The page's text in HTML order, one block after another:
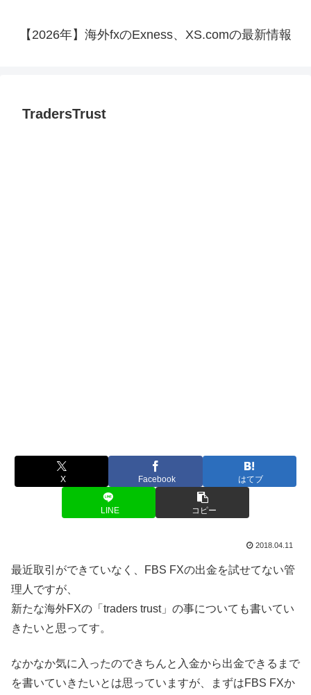
【2026年】海外fxのExness、XS.comの最新情報
TradersTrust
X Facebook はてブ
LINE コピー
2018.04.11
最近取引ができていなく、FBS FXの出金を試せてない管
理人ですが、
新たな海外FXの「traders trust」の事についても書いてい
きたいと思ってす。
なかなか気に入ったのできちんと入金から出金できるまで
を書いていきたいとは思っていますが、まずはFBS FXか